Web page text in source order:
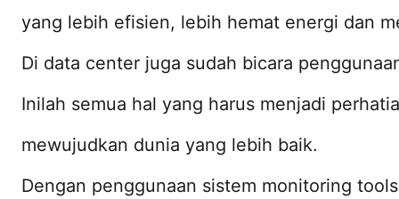
yang lebih efisien, lebih hemat energi dan
Di data center juga sudah bicara
Inilah semua hal yang harus menjadi
mewujudkan dunia yang lebih baik.
Dengan penggunaan sistem monitoring